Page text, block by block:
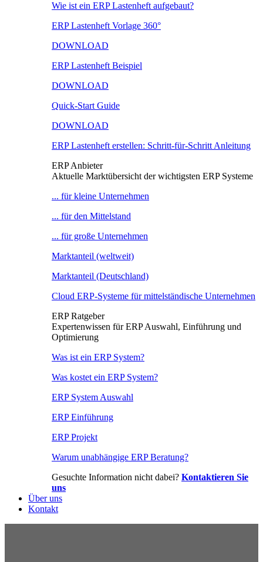
Wie ist ein ERP Lastenheft aufgebaut?
ERP Lastenheft Vorlage 360°
DOWNLOAD
ERP Lastenheft Beispiel
DOWNLOAD
Quick-Start Guide
DOWNLOAD
ERP Lastenheft erstellen: Schritt-für-Schritt Anleitung
ERP Anbieter
Aktuelle Marktübersicht der wichtigsten ERP Systeme
... für kleine Unternehmen
... für den Mittelstand
... für große Unternehmen
Marktanteil (weltweit)
Marktanteil (Deutschland)
Cloud ERP-Systeme für mittelständische Unternehmen
ERP Ratgeber
Expertenwissen für ERP Auswahl, Einführung und
Optimierung
Was ist ein ERP System?
Was kostet ein ERP System?
ERP System Auswahl
ERP Einführung
ERP Projekt
Warum unabhängige ERP Beratung?
Gesuchte Information nicht dabei? Kontaktieren Sie
uns
Über uns
Kontakt